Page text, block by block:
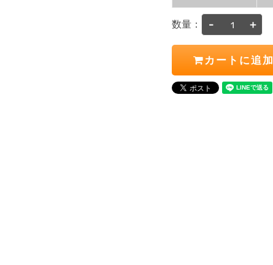
数量： - +
カートに追加